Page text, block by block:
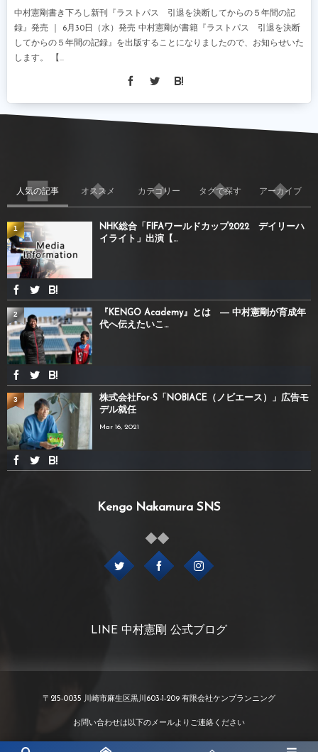
中村憲剛書き下ろし新刊『ラストパス 引退を決断してからの５年間の記
録』発売 ｜ 6月30日（水）発売 中村憲剛が書籍『ラストパス 引退を決断
してからの５年間の記録』を出版することになりましたので、お知らせいた
します。 【...
人気の記事 オススメ カテゴリー タグで探す アーカイブ
NHK総合「FIFAワールドカップ2022 デイリーハ
イライト」出演【...
1
『KENGO Academy』とは ― 中村憲剛が育成年
代へ伝えたいこ...
2
株式会社For-S「NOBIACE（ノビエース）」広告モ
デル就任
Mar 16, 2021
3
Kengo Nakamura SNS
LINE 中村憲剛 公式ブログ
〒215-0035 川崎市麻生区黒川603-1-209 有限会社ケンプランニング
お問い合わせは以下のメールよりご連絡ください